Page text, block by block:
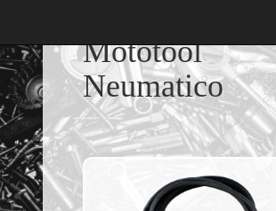
Mototool
Neumatico